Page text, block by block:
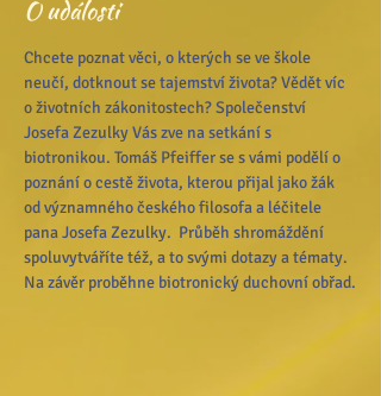
O události
Chcete poznat věci, o kterých se ve škole
neučí, dotknout se tajemství života? Vědět víc
o životních zákonitostech? Společenství
Josefa Zezulky Vás zve na setkání s
biotronikou. Tomáš Pfeiffer se s vámi podělí o
poznání o cestě života, kterou přijal jako žák
od významného českého filosofa a léčitele
pana Josefa Zezulky.  Průběh shromáždění
spoluvytváříte též, a to svými dotazy a tématy.
Na závěr proběhne biotronický duchovní obřad.